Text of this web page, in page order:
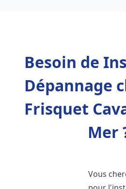
Besoin de
Dépannage
Frisquet
Mer
Vous